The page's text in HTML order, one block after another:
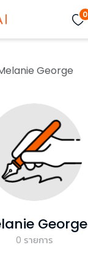
0
George
George
0 รายการ